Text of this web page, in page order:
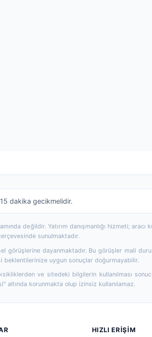
dakika gecikmelidir.
değildir. Yatırım danışmanlığı hizmeti;
sunulmaktadır.
görüşlerine dayanmaktadır. Bu görüşler mali
beklentilerinize uygun sonuçlar doğurmayabilir.
ve sitedeki bilgilerin kullanılması
altında korunmakta olup izinsiz kullanılamaz.
HIZLI ERIŞIM